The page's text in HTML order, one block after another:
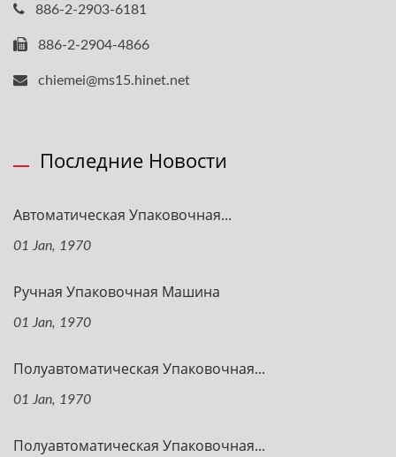
886-2-2903-6181
886-2-2904-4866
chiemei@ms15.hinet.net
Последние Новости
Автоматическая Упаковочная...
01 Jan, 1970
Ручная Упаковочная Машина
01 Jan, 1970
Полуавтоматическая Упаковочная...
01 Jan, 1970
Полуавтоматическая Упаковочная...